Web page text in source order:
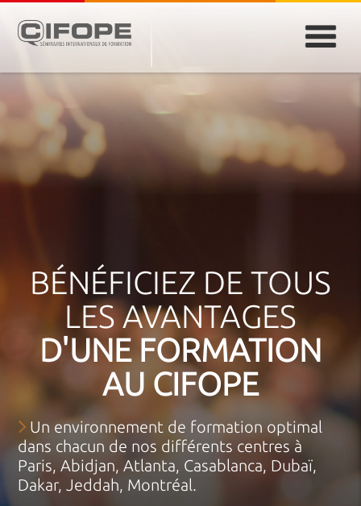
CASABLANCA
DUBAÏ
JEDDAH
MONTREAL
BÉNÉFICIEZ DE TOUS
LES AVANTAGES
D'UNE FORMATION
AU CIFOPE
Un environnement de formation optimal
dans chacun de nos différents centres à
Paris, Abidjan, Atlanta, Casablanca, Dubaï,
Dakar, Jeddah, Montréal.